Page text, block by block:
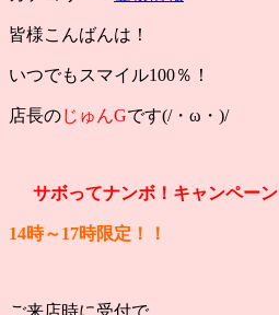
皆様こんばんは！
いつでもスマイル100％！
店長のじゅんGです(/・ω・)/
サボってナンボ！キャンペーン
14時～17時限定！！
ご来店時に受付で